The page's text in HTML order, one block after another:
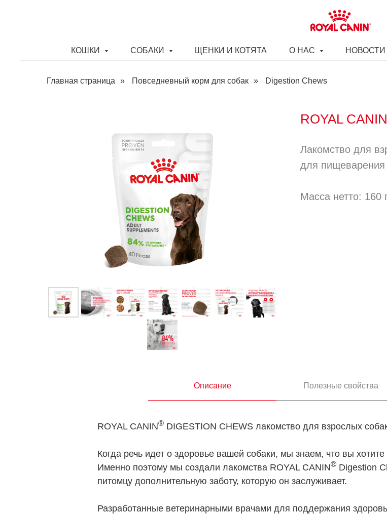
КОШКИ СОБАКИ ЩЕНКИ И КОТЯТА О НАС НОВОСТИ
Главная страница » Повседневный корм для собак » Digestion Chews
ROYAL CANIN
Лакомство для
для пищеварения
Масса нетто: 160
Описание Полезные свойства
ROYAL CANIN® DIGESTION CHEWS лакомство для взрослых
Когда речь идет о здоровье вашей собаки, мы знаем, что вы
Именно поэтому мы создали лакомства ROYAL CANIN® Digestion
питомцу дополнительную заботу, которую он заслуживает.
Разработанные ветеринарными врачами для поддержания